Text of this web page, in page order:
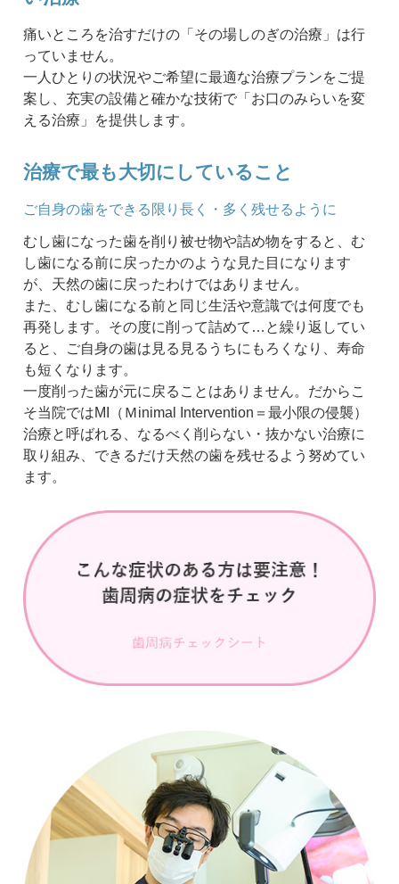
痛いところを治すだけの「その場しのぎの治療」は行
っていません。
一人ひとりの状況やご希望に最適な治療プランをご提
案し、充実の設備と確かな技術で「お口のみらいを変
える治療」を提供します。
治療で最も大切にしていること
ご自身の歯をできる限り長く・多く残せるように
むし歯になった歯を削り被せ物や詰め物をすると、む
し歯になる前に戻ったかのような見た目になります
が、天然の歯に戻ったわけではありません。
また、むし歯になる前と同じ生活や意識では何度でも
再発します。その度に削って詰めて…と繰り返してい
ると、ご自身の歯は見る見るうちにもろくなり、寿命
も短くなります。
一度削った歯が元に戻ることはありません。だからこ
そ当院ではMI（Ｍinimal Intervention＝最小限の侵襲）
治療と呼ばれる、なるべく削らない・抜かない治療に
取り組み、できるだけ天然の歯を残せるよう努めてい
ます。